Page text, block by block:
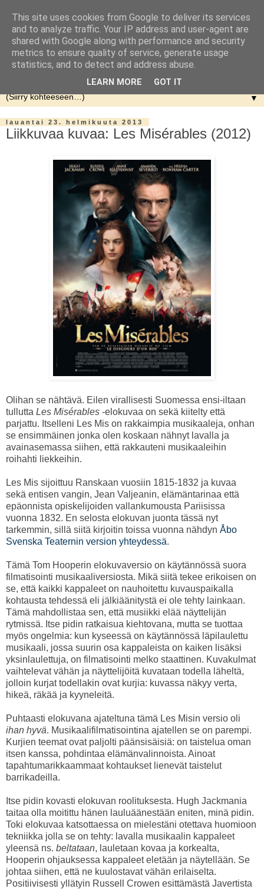
▼
lauantai 23. helmikuuta 2013
Liikkuvaa kuvaa: Les Misérables (2012)
Olihan se nähtävä. Eilen virallisesti Suomessa ensi-iltaan
tullutta Les Misérables -elokuvaa on sekä kiitelty että
parjattu. Itselleni Les Mis on rakkaimpia musikaaleja, onhan
se ensimmäinen jonka olen koskaan nähnyt lavalla ja
avainasemassa siihen, että rakkauteni musikaaleihin
roihahti liekkeihin.
Les Mis sijoittuu Ranskaan vuosiin 1815-1832 ja kuvaa
sekä entisen vangin, Jean Valjeanin, elämäntarinaa että
epäonnista opiskelijoiden vallankumousta Pariisissa
vuonna 1832. En selosta elokuvan juonta tässä nyt
tarkemmin, sillä siitä kirjoitin toissa vuonna nähdyn Åbo
Svenska Teaternin version yhteydessä.
Tämä Tom Hooperin elokuvaversio on käytännössä suora
filmatisointi musikaaliversiosta. Mikä siitä tekee erikoisen on
se, että kaikki kappaleet on nauhoitettu kuvauspaikalla
kohtausta tehdessä eli jälkiäänitystä ei ole tehty lainkaan.
Tämä mahdollistaa sen, että musiikki elää näyttelijän
rytmissä. Itse pidin ratkaisua kiehtovana, mutta se tuottaa
myös ongelmia: kun kyseessä on käytännössä läpilaulettu
musikaali, jossa suurin osa kappaleista on kaiken lisäksi
yksinlaulettuja, on filmatisointi melko staattinen. Kuvakulmat
vaihtelevat vähän ja näyttelijöitä kuvataan todella läheltä,
jolloin kurjat todellakin ovat kurjia: kuvassa näkyy verta,
hikeä, räkää ja kyyneleitä.
Puhtaasti elokuvana ajateltuna tämä Les Misin versio oli
ihan hyvä. Musikaalifilmatisointina ajatellen se on parempi.
Kurjien teemat ovat paljolti päänsisäisiä: on taistelua oman
itsen kanssa, pohdintaa elämänvalinnoista. Ainoat
tapahtumarikkaammaat kohtaukset lienevät taistelut
barrikadeilla.
Itse pidin kovasti elokuvan roolituksesta. Hugh Jackmania
taitaa olla moitittu hänen lauluäänestään eniten, minä pidin.
Toki elokuvaa katsottaessa on mielestäni otettava huomioon
tekniikka jolla se on tehty: lavalla musikaalin kappaleet
yleensä ns. beltataan, lauletaan kovaa ja korkealta,
Hooperin ohjauksessa kappaleet eletään ja näytellään. Se
johtaa siihen, että ne kuulostavat vähän erilaiselta.
Positiivisesti yllätyin Russell Crowen esittämästä Javertista
This site uses cookies from Google to deliver its services
and to analyze traffic. Your IP address and user-agent are
shared with Google along with performance and security
metrics to ensure quality of service, generate usage
statistics, and to detect and address abuse.
LEARN MORE GOT IT